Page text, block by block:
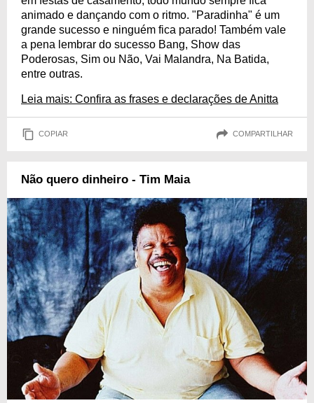
animado e dançando com o ritmo. "Paradinha" é um
grande sucesso e ninguém fica parado! Também vale
a pena lembrar do sucesso Bang, Show das
Poderosas, Sim ou Não, Vai Malandra, Na Batida,
entre outras.
Leia mais: Confira as frases e declarações de Anitta
COPIAR COMPARTILHAR
Não quero dinheiro - Tim Maia